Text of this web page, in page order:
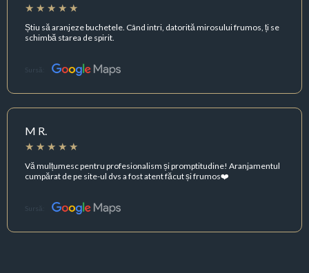
Știu să aranjeze buchetele. Când intri, datorită mirosului frumos, ți se
schimbă starea de spirit.
Sursă:
M R.
Vă mulțumesc pentru profesionalism și promptitudine! Aranjamentul
cumpărat de pe site-ul dvs a fost atent făcut și frumos❤️
Sursă: